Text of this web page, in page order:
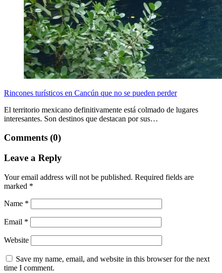
Rincones turísticos en Cancún que no se pueden perder
El territorio mexicano definitivamente está colmado de lugares
interesantes. Son destinos que destacan por sus…
Comments (0)
Leave a Reply
Your email address will not be published. Required fields are
marked *
Name *
Email *
Website
Save my name, email, and website in this browser for the next
time I comment.